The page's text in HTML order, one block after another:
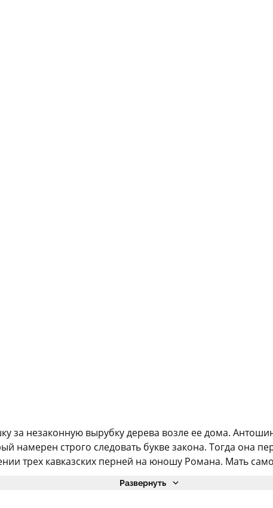
за незаконную вырубку дерева возле ее дома.
намерен строго следовать букве закона. Тогда она
трех кавказских перней на юношу Романа. Мать
Развернуть